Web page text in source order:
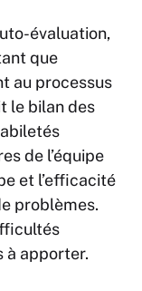
évaluation,
que
au processus
le bilan des
de l’équipe
et l’efficacité
problèmes.
à apporter.